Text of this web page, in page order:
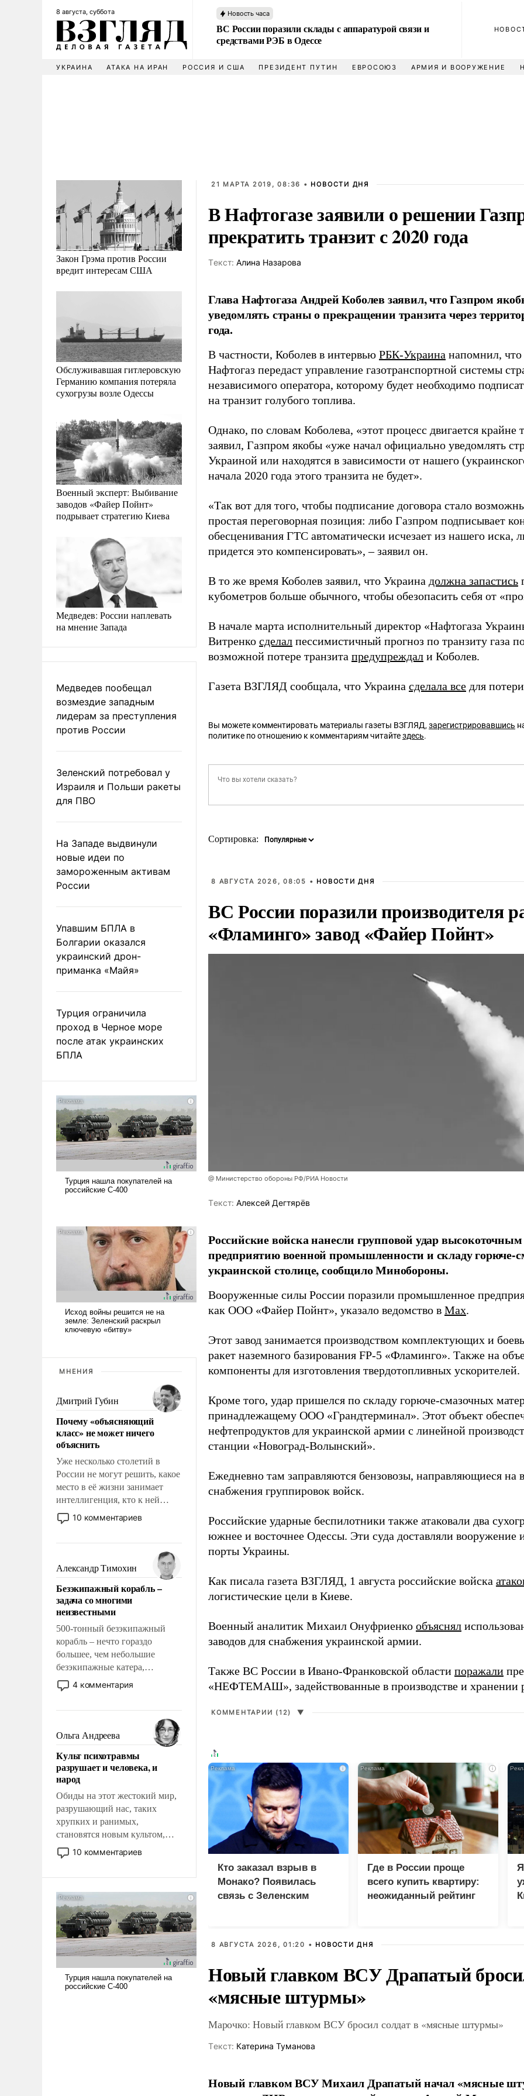
8 августа, суббота Новость часа
ВС России поразили склады с аппаратурой связи и
средствами РЭБ в Одессе
УКРАИНА АТАКА НА ИРАН РОССИЯ И США ПРЕЗИДЕНТ ПУТИН ЕВРОСОЮЗ АРМИЯ И ВООРУЖЕНИЕ
Закон Грэма против России
вредит интересам США
Обслуживавшая гитлеровскую
Германию компания потеряла
сухогрузы возле Одессы
Военный эксперт: Выбивание
заводов «Файер Пойнт»
подрывает стратегию Киева
Медведев: России наплевать
на мнение Запада
Медведев пообещал
возмездие западным
лидерам за преступления
против России
Зеленский потребовал у
Израиля и Польши ракеты
для ПВО
На Западе выдвинули
новые идеи по
замороженным активам
России
Упавшим БПЛА в
Болгарии оказался
украинский дрон-
приманка «Майя»
Турция ограничила
проход в Черное море
после атак украинских
БПЛА
МНЕНИЯ
Дмитрий Губин
Почему «объясняющий
класс» не может ничего
объяснить
Уже несколько столетий в
России не могут решить, какое
место в её жизни занимает
интеллигенция, кто к ней
принадлежит, а кого из неё
исключили с правом
чем она отличается от просто
образованных людей. Иногда
казалось, что эти вопросы
решены раз и навсегда, но –
нет, не решены.
10 комментариев
Александр Тимохин
Безэкипажный корабль –
задача со многими
неизвестными
500-тонный безэкипажный
корабль – нечто гораздо
большее, чем небольшие
безэкипажные катера,
применение которых уже
стало обыденностью. Задача по
сложна и амбициозна. Однако
и ее реализация радикально
поднимет наши боевые
возможности.
4 комментария
Ольга Андреева
Культ психотравмы
разрушает и человека, и
народ
Обиды на этот жестокий мир,
разрушающий нас, таких
хрупких и ранимых,
становятся новым культом,
постепенно вытесняя и
отменяя традиционное
ударами судьбы, брать на себя
ответственность, помогать
слабым, идти вперед и
адаптироваться.
10 комментариев
21 МАРТА 2019, 08:36 • НОВОСТИ ДНЯ
В Нафтогазе заявили о решении
прекратить транзит с 2020 года
Tекст: Алина Назарова
Глава Нафтогаза Андрей Коболев заявил, что Газпром
уведомлять страны о прекращении транзита через
года.
В частности, Коболев в интервью РБК-Украина напомнил, что
Нафтогаз передаст управление газотранспортной системы
независимого оператора, которому будет необходимо
на транзит голубого топлива.
Однако, по словам Коболева, «этот процесс двигается
заявил, Газпром якобы «уже начал официально уведомлять
Украиной или находятся в зависимости от нашего
начала 2020 года этого транзита не будет».
«Так вот для того, чтобы подписание договора стало
простая переговорная позиция: либо Газпром подписывает
обесценивания ГТС автоматически исчезает из нашего иска,
придется это компенсировать», – заявил он.
В то же время Коболев заявил, что Украина должна запастись
кубометров больше обычного, чтобы обезопасить себя от
В начале марта исполнительный директор «Нафтогаза
Витренко сделал пессимистичный прогноз по транзиту газа
возможной потере транзита предупреждал и Коболев.
Газета ВЗГЛЯД сообщала, что Украина сделала все для
Вы можете комментировать материалы газеты ВЗГЛЯД, зарегистрировавшись
политике по отношению к комментариям читайтездесь.
Сортировка:
8 АВГУСТА 2026, 08:05 • НОВОСТИ ДНЯ
ВС России поразили производителя
«Фламинго» завод «Файер Пойнт»
@ Министерство обороны РФ/РИА Новости
Tекст: Алексей Дегтярёв
Российские войска нанесли групповой удар
предприятию военной промышленности и складу горюче-
украинской столице, сообщило Минобороны.
Вооруженные силы России поразили промышленное
как ООО «Файер Пойнт», указало ведомство в Max.
Этот завод занимается производством комплектующих и
ракет наземного базирования FP-5 «Фламинго». Также на
компоненты для изготовления твердотопливных ускорителей.
Кроме того, удар пришелся по складу горюче-смазочных
принадлежащему ООО «Грандтерминал». Этот объект
нефтепродуктов для украинской армии с линейной
станции «Новоград-Волынский».
Ежедневно там заправляются бензовозы, направляющиеся на
снабжения группировок войск.
Российские ударные беспилотники также атаковали два
южнее и восточнее Одессы. Эти суда доставляли вооружение
порты Украины.
Как писала газета ВЗГЛЯД, 1 августа российские войска
логистические цели в Киеве.
Военный аналитик Михаил Онуфриенко объяснял
заводов для снабжения украинской армии.
Также ВС России в Ивано-Франковской области поражали
«НЕФТЕМАШ», задействованные в производстве и хранении
КОММЕНТАРИИ (12) ▼
i
Кто заказал взрыв в
Монако? Появилась
связь с Зеленским
i
Где в России проще
всего купить квартиру:
неожиданный рейтинг
8 АВГУСТА 2026, 01:20 • НОВОСТИ ДНЯ
Новый главком ВСУ Драпатый
«мясные штурмы»
Марочко: Новый главком ВСУ бросил солдат в «мясные штурмы»
Tекст: Катерина Туманова
Новый главком ВСУ Михаил Драпатый начал «мясные